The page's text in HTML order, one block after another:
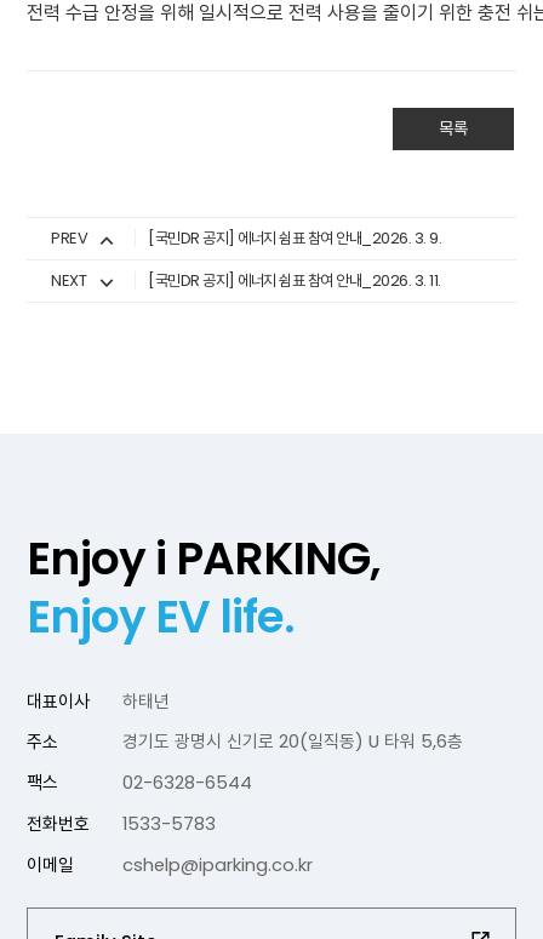
전력 수급 안정을 위해 일시적으로 전력 사용을 줄이기 위한 충전 쉬
목록
PREV
[국민DR 공지] 에너지 쉼표 참여 안내_2026. 3. 9.
NEXT
[국민DR 공지] 에너지 쉼표 참여 안내_2026. 3. 11.
Enjoy i PARKING,
Enjoy EV life.
대표이사
하태년
주소
경기도 광명시 신기로 20(일직동) U 타워 5,6층
팩스
02-6328-6544
전화번호
1533-5783
이메일
cshelp@iparking.co.kr